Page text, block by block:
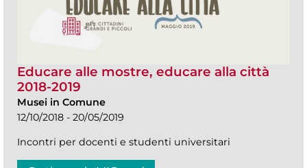
Educare alle mostre, educare alla città
2018-2019
Musei in Comune
12/10/2018 - 20/05/2019
Incontri per docenti e studenti universitari